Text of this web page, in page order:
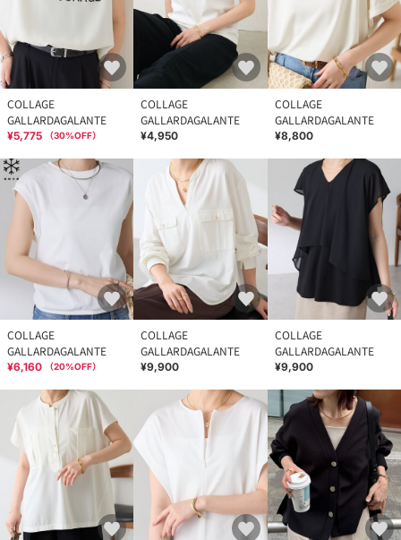
COLLAGE
GALLARDAGALANTE
¥5,775 （30%OFF）
COLLAGE
GALLARDAGALANTE
¥4,950
COLLAGE
GALLARDAGALANTE
¥8,800
COLLAGE
GALLARDAGALANTE
¥6,160 （20%OFF）
COLLAGE
GALLARDAGALANTE
¥9,900
COLLAGE
GALLARDAGALANTE
¥9,900